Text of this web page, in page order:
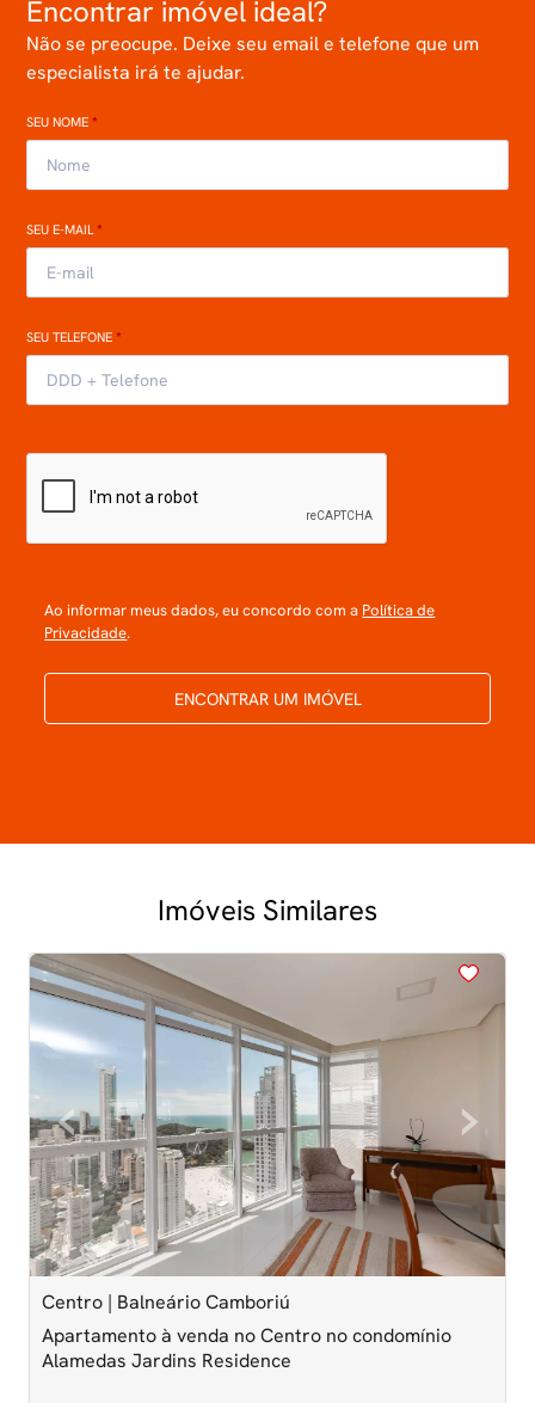
Encontrar imóvel ideal?
Não se preocupe. Deixe seu email e telefone que um
especialista irá te ajudar.
SEU NOME*
SEU E-MAIL*
SEU TELEFONE*
Ao informar meus dados, eu concordo com a Política de
Privacidade.
ENCONTRAR UM IMÓVEL
Imóveis Similares
<<<<
‹Previous ›Next
Centro | Balneário Camboriú
Apartamento à venda no Centro no condomínio
Alamedas Jardins Residence